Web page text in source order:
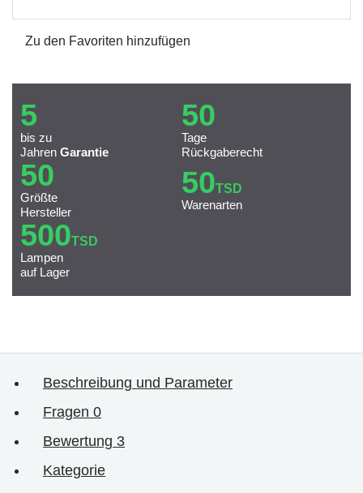
Zu den Favoriten hinzufügen
5
bis zu
Jahren Garantie
50
Tage
Rückgaberecht
50
Größte
Hersteller
50TSD
Warenarten
500TSD
Lampen
auf Lager
Beschreibung und Parameter
Fragen 0
Bewertung 3
Kategorie